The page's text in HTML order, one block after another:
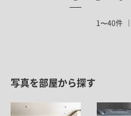
1〜40件
写真を部屋から探す